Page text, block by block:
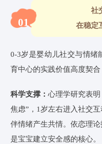
01
社
在稳定
0-3岁是婴幼儿社交与情绪
育中心的实践价值高度契合
科学支撑：心理学研究表
焦虑”，1岁左右进入社交
伴情绪产生共情。依恋理论
是宝宝建立安全感的核心。